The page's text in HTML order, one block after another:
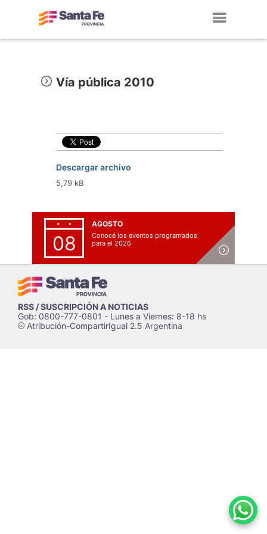
Vía pública 2010
Descargar archivo
5,79 kB
08
AGOSTO
Conocé los eventos programados
para el 2026
RSS / SUSCRIPCIÓN A NOTICIAS
Gob: 0800-777-0801 - Lunes a Viernes: 8-18 hs
cAtribución-CompartirIgual 2.5 Argentina